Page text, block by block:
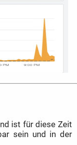
ist für diese Zeit
sein und in der